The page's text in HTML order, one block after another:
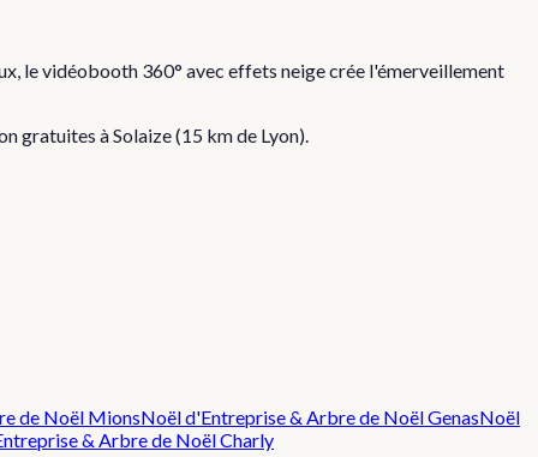
le vidéobooth 360° avec effets neige crée l'émerveillement
gratuites àSolaize(15 km de Lyon).
de Noël MionsNoël d'Entreprise & Arbre de NoëlGenasNoël
& Arbre de NoëlCharly